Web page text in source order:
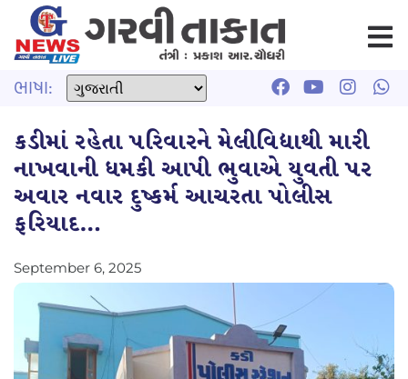
ભાષા:
કડીમાં રહેતા પરિવારને મેલીવિદ્યાથી મારી
નાખવાની ધમકી આપી ભુવાએ યુવતી પર
અવાર નવાર દુષ્કર્મ આચરતા પોલીસ
ફરિયાદ…
September 6, 2025